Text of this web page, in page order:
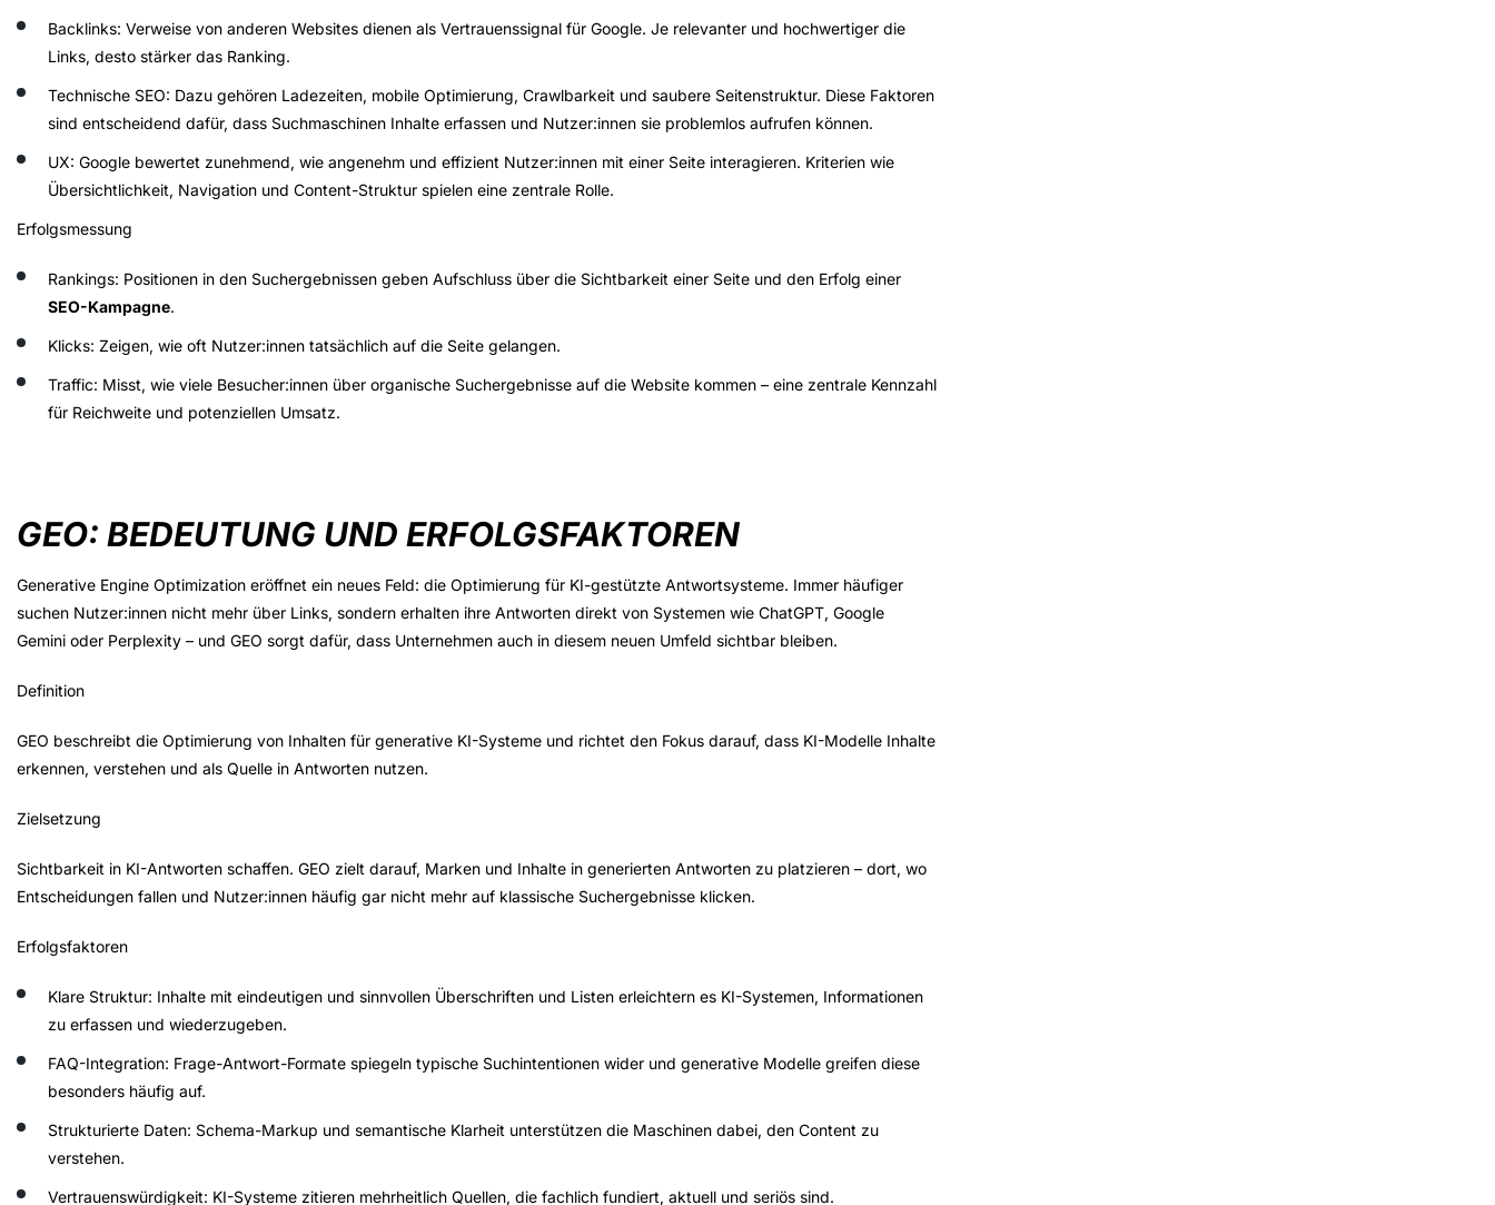
Backlinks: Verweise von anderen Websites dienen als Vertrauenssignal für Google. Je relevanter und hochwertiger die
Links, desto stärker das Ranking.
Technische SEO: Dazu gehören Ladezeiten, mobile Optimierung, Crawlbarkeit und saubere Seitenstruktur. Diese Faktoren
sind entscheidend dafür, dass Suchmaschinen Inhalte erfassen und Nutzer:innen sie problemlos aufrufen können.
UX: Google bewertet zunehmend, wie angenehm und effizient Nutzer:innen mit einer Seite interagieren. Kriterien wie
Übersichtlichkeit, Navigation und Content-Struktur spielen eine zentrale Rolle.
Erfolgsmessung
Rankings: Positionen in den Suchergebnissen geben Aufschluss über die Sichtbarkeit einer Seite und den Erfolg einer
SEO-Kampagne.
Klicks: Zeigen, wie oft Nutzer:innen tatsächlich auf die Seite gelangen.
Traffic: Misst, wie viele Besucher:innen über organische Suchergebnisse auf die Website kommen – eine zentrale Kennzahl
für Reichweite und potenziellen Umsatz.
GEO: BEDEUTUNG UND ERFOLGSFAKTOREN
Generative Engine Optimization eröffnet ein neues Feld: die Optimierung für KI-gestützte Antwortsysteme. Immer häufiger
suchen Nutzer:innen nicht mehr über Links, sondern erhalten ihre Antworten direkt von Systemen wie ChatGPT, Google
Gemini oder Perplexity – und GEO sorgt dafür, dass Unternehmen auch in diesem neuen Umfeld sichtbar bleiben.
Definition
GEO beschreibt die Optimierung von Inhalten für generative KI-Systeme und richtet den Fokus darauf, dass KI-Modelle Inhalte
erkennen, verstehen und als Quelle in Antworten nutzen.
Zielsetzung
Sichtbarkeit in KI-Antworten schaffen. GEO zielt darauf, Marken und Inhalte in generierten Antworten zu platzieren – dort, wo
Entscheidungen fallen und Nutzer:innen häufig gar nicht mehr auf klassische Suchergebnisse klicken.
Erfolgsfaktoren
Klare Struktur: Inhalte mit eindeutigen und sinnvollen Überschriften und Listen erleichtern es KI-Systemen, Informationen
zu erfassen und wiederzugeben.
FAQ-Integration: Frage-Antwort-Formate spiegeln typische Suchintentionen wider und generative Modelle greifen diese
besonders häufig auf.
Strukturierte Daten: Schema-Markup und semantische Klarheit unterstützen die Maschinen dabei, den Content zu
verstehen.
Vertrauenswürdigkeit: KI-Systeme zitieren mehrheitlich Quellen, die fachlich fundiert, aktuell und seriös sind.